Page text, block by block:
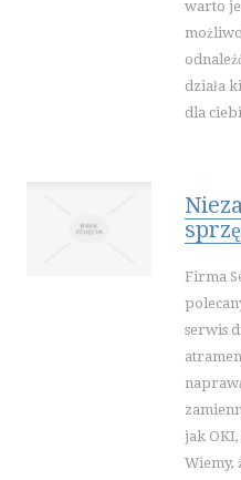
AGENCJE
ZAJĘCIA
ADWOKACI,
ŚLUB
SPRZĄTANIE,
warto
działa
dla
Firma
serwis
jak
Wiemy,